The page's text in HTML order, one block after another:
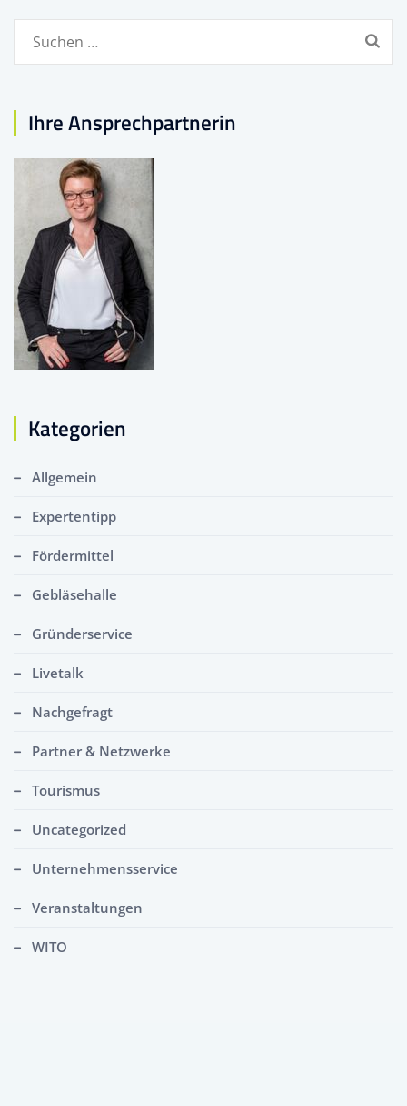
Suchen
Ihre Ansprechpartnerin
Kategorien
Allgemein
Expertentipp
Fördermittel
Gebläsehalle
Gründerservice
Livetalk
Nachgefragt
Partner & Netzwerke
Tourismus
Uncategorized
Unternehmensservice
Veranstaltungen
WITO